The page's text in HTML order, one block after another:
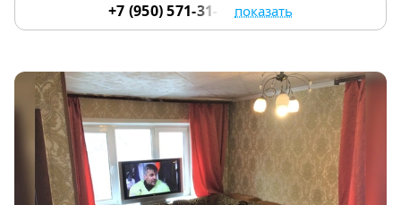
+7 (950) 571-31-38 показать